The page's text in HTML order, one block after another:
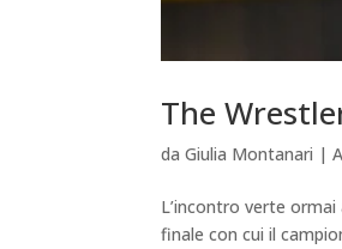
The
daGiulia Montanari |
L’incontro verte
finale con cui il